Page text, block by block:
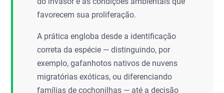
favorecem sua proliferação.
A prática engloba desde a identificação
correta da espécie — distinguindo, por
exemplo, gafanhotos nativos de nuvens
migratórias exóticas, ou diferenciando
famílias de cochonilhas — até a decisão